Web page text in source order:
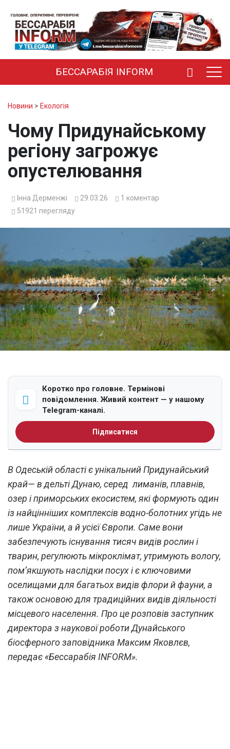
БЕССАРАБІЯ INFORM
Новини > Екологія
Чому Придунайському
регіону загрожує
опустелювання
Інна Дерменжі 29.03.26 1 коментар
51921 перегляду
Коротко про головне. Термінові
повідомлення. Живий контент — у нашому
Telegram-каналі.
Підписатися
В Одеській області є унікальний Придунайський
край— в дельті Дунаю, серед лиманів, плавнів,
озер і приморських екосистем, які формують один
із найцінніших комплексів водно-болотних угідь не
лише України, а й усієї Європи. Саме вони
забезпечують існування тисяч видів рослин і
тварин, регулюють мікроклімат, утримують вологу,
пом’якшують наслідки посух і є ключовими
оселищами для багатьох видів флори й фауни, а
також основою для традиційних видів діяльності
місцевого населення. Про це розповів заступник
директора з наукової роботи Дунайського
біосферного заповідника Максим Яковлєв,
передає «Бессарабія INFORM».